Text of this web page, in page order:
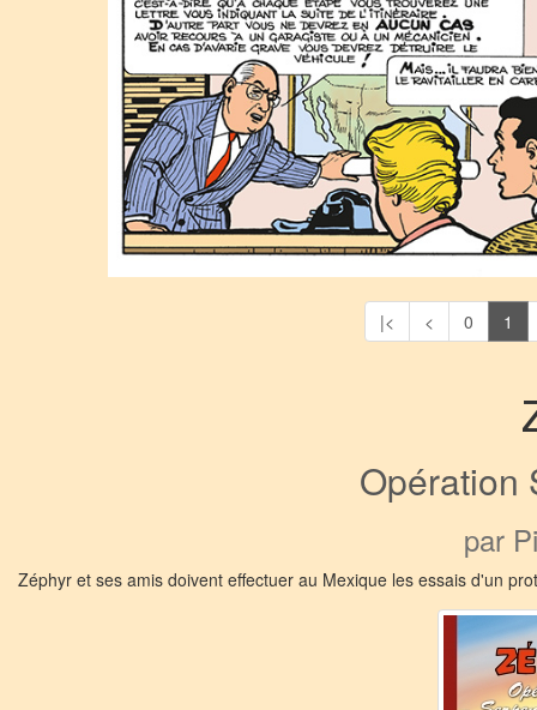
|< < 0 1
Opération
par
Zéphyr et ses amis doivent effectuer au Mexique les essais d'un